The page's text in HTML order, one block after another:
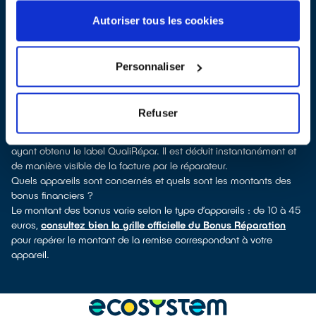
Autoriser tous les cookies
Personnaliser
Refuser
labellisés QualiRépar. En cliquant sur la fiche détaillée du
réparateur, vous verrez pour quels types d’appareils ce
électroménager, TV, smartphone, outils électriques : à chaque
famille d’équipements son réparateur spécialisé et labellisé
Consulter l’annuaire
Comment bénéficier du Bonus Réparation à Boussy-Saint-
Le Bonus Réparation est en vigueur chez tous les réparateurs
ayant obtenu le label QualiRépar. Il est déduit instantanément et
de manière visible de la facture par le réparateur.
Quels appareils sont concernés et quels sont les montants des
bonus financiers ?
Le montant des bonus varie selon le type d’appareils : de 10 à 45
euros, consultez bien la grille officielle du Bonus Réparation
pour repérer le montant de la remise correspondant à votre
appareil.